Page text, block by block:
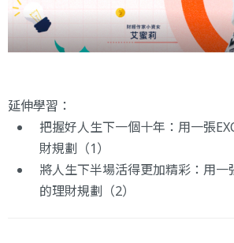
延伸學習：
把握好人生下一個十年：用一張
財規劃（1）
將人生下半場活得更加精彩：用一
的理財規劃（2）